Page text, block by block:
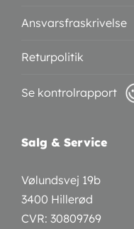
Ansvarsfraskrivelse
Returpolitik
Se kontrolrapport
Salg & Service
Vølundsvej 19b
3400 Hillerød
CVR: 30809769